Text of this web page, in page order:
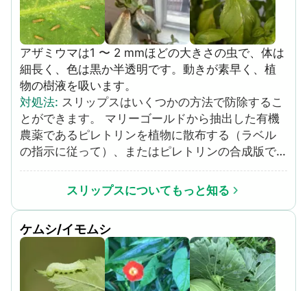
しましょう。 栄養不足の場合は、粒状または水溶
性の液肥を使用しましょう。推奨量の約半分を土
にまくことが最善です。葉につけないように、ま
た、粒状のものは土へよく染み込むようにしてく
ださい。 植物が細菌や真菌に感染した場合、病気
の植物を治す治療法はありません。最も良い方法
は、感染した植物を取り除き、敷地外に廃棄して
しまうことです。決して堆肥には入れないでくだ
さい。
アザミウマは1 〜 2 mmほどの大きさの虫で、体は
細長く、色は黒か半透明です。動きが素早く、植
物の樹液を吸います。
対処法: スリップスはいくつかの方法で防除するこ
とができます。 マリーゴールドから抽出した有機
農薬であるピレトリンを植物に散布する（ラベル
の指示に従って）、またはピレトリンの合成版で
あるペルメトリンを散布する。 アザミウマを食べ
る益虫（ミドリムシやアオドウガネなど）を庭に
導入する。 感染が重症化した植物はその場から取
性の病気に感染していれば、対処する。 軽症の場
合は、ホースを使って水を撒き、植物からスリッ
プスを吹き飛ばす。
スリップスについてもっと知る
ケムシ/イモムシ